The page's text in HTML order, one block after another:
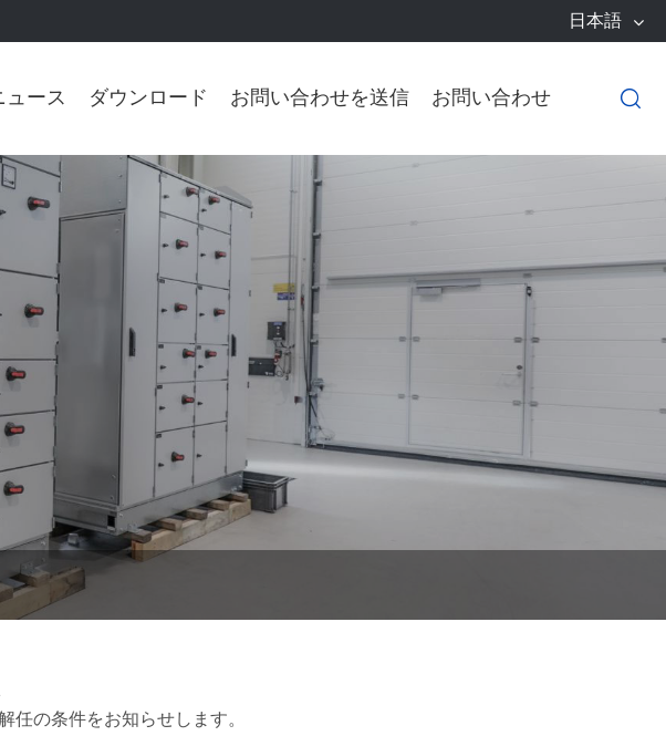
日本語
ュース ダウンロード お問い合わせを送信 お問い合わせ 
の条件をお知らせします。